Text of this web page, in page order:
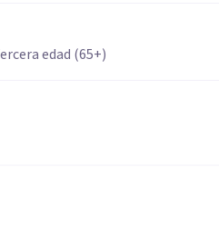
edad (65+)